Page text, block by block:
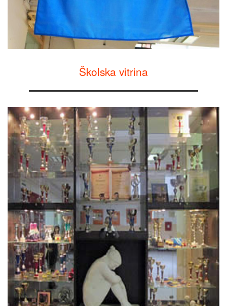
Školska vitrina